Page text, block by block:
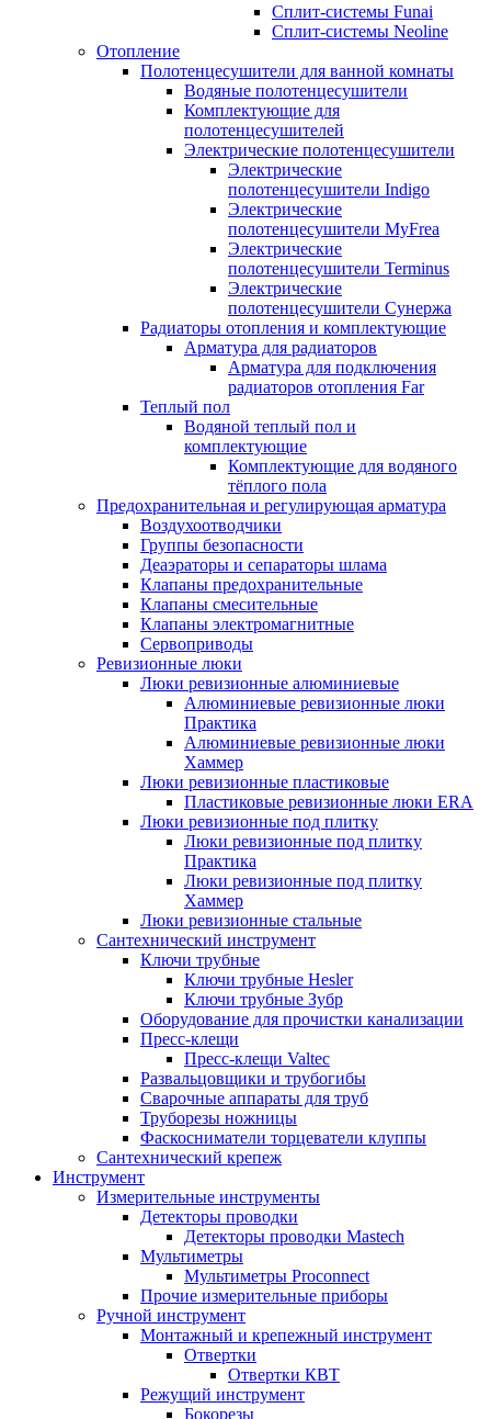
Сплит-системы Funai
Сплит-системы Neoline
Отопление
Полотенцесушители для ванной комнаты
Водяные полотенцесушители
Комплектующие для
полотенцесушителей
Электрические полотенцесушители
Электрические
полотенцесушители Indigo
Электрические
полотенцесушители MyFrea
Электрические
полотенцесушители Terminus
Электрические
полотенцесушители Сунержа
Радиаторы отопления и комплектующие
Арматура для радиаторов
Арматура для подключения
радиаторов отопления Far
Теплый пол
Водяной теплый пол и
комплектующие
Комплектующие для водяного
тёплого пола
Предохранительная и регулирующая арматура
Воздухоотводчики
Группы безопасности
Деаэраторы и сепараторы шлама
Клапаны предохранительные
Клапаны смесительные
Клапаны электромагнитные
Сервоприводы
Ревизионные люки
Люки ревизионные алюминиевые
Алюминиевые ревизионные люки
Практика
Алюминиевые ревизионные люки
Хаммер
Люки ревизионные пластиковые
Пластиковые ревизионные люки ERA
Люки ревизионные под плитку
Люки ревизионные под плитку
Практика
Люки ревизионные под плитку
Хаммер
Люки ревизионные стальные
Сантехнический инструмент
Ключи трубные
Ключи трубные Hesler
Ключи трубные Зубр
Оборудование для прочистки канализации
Пресс-клещи
Пресс-клещи Valtec
Развальцовщики и трубогибы
Сварочные аппараты для труб
Труборезы ножницы
Фаскосниматели торцеватели клуппы
Сантехнический крепеж
Инструмент
Измерительные инструменты
Детекторы проводки
Детекторы проводки Mastech
Мультиметры
Мультиметры Proconnect
Прочие измерительные приборы
Ручной инструмент
Монтажный и крепежный инструмент
Отвертки
Отвертки КВТ
Режущий инструмент
Бокорезы